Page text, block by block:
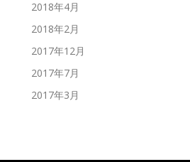
2018年4月
2018年2月
2017年12月
2017年7月
2017年3月